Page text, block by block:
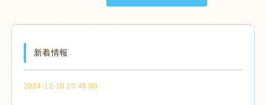
新着情報
2024-12-10 20:48:00